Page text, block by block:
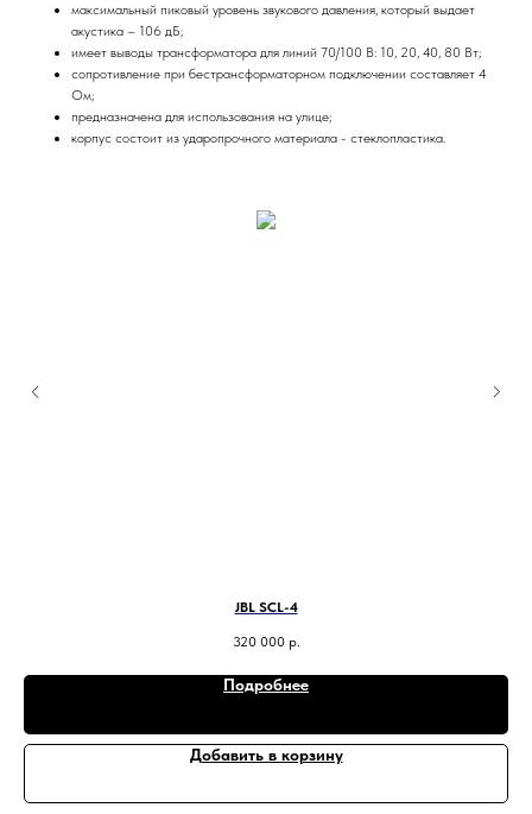
максимальный пиковый уровень звукового давления, который выдает
акустика – 106 дБ;
имеет выводы трансформатора для линий 70/100 В: 10, 20, 40, 80 Вт;
сопротивление при бестрансформаторном подключении составляет 4
Ом;
предназначена для использования на улице;
корпус состоит из ударопрочного материала - стеклопластика.
JBL SCL-4
320 000 р.
Подробнее
Добавить в корзину